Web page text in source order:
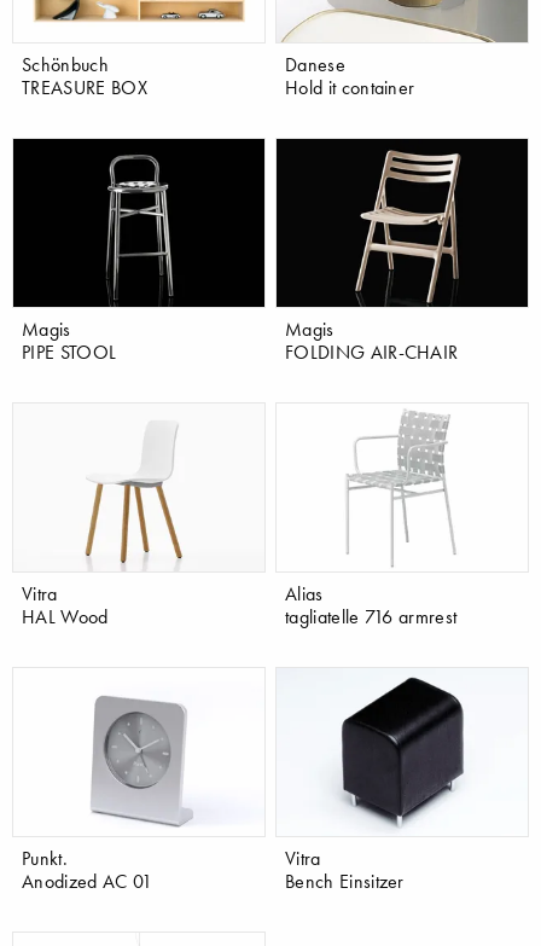
Schönbuch
TREASURE BOX
Danese
Hold it container
Magis
PIPE STOOL
Magis
FOLDING AIR-CHAIR
Vitra
HAL Wood
Alias
tagliatelle 716 armrest
Punkt.
Anodized AC 01
Vitra
Bench Einsitzer